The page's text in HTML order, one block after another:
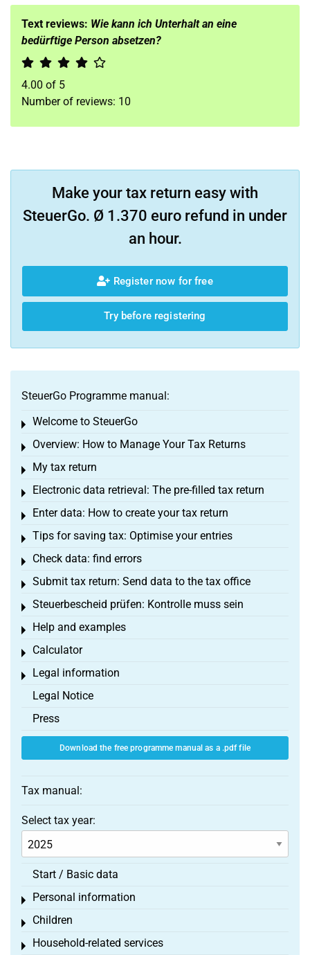
Text reviews: Wie kann ich Unterhalt an eine
bedürftige Person absetzen?
4.00 of 5
Number of reviews: 10
Make your tax return easy with
SteuerGo. Ø 1.370 euro refund in under
an hour.
Register now for free
Try before registering
SteuerGo Programme manual:
Welcome to SteuerGo
Toggle menu
Overview: How to Manage Your Tax Returns
Toggle menu
My tax return
Toggle menu
Electronic data retrieval: The pre-filled tax return
Toggle menu
Enter data: How to create your tax return
Toggle menu
Tips for saving tax: Optimise your entries
Toggle menu
Check data: find errors
Toggle menu
Submit tax return: Send data to the tax office
Toggle menu
Steuerbescheid prüfen: Kontrolle muss sein
Toggle menu
Help and examples
Toggle menu
Calculator
Toggle menu
Legal information
Toggle menu
Legal Notice
Press
Download the free programme manual as a .pdf file
Tax manual:
Select tax year:
Start / Basic data
Personal information
Toggle menu
Children
Toggle menu
Household-related services
Toggle menu